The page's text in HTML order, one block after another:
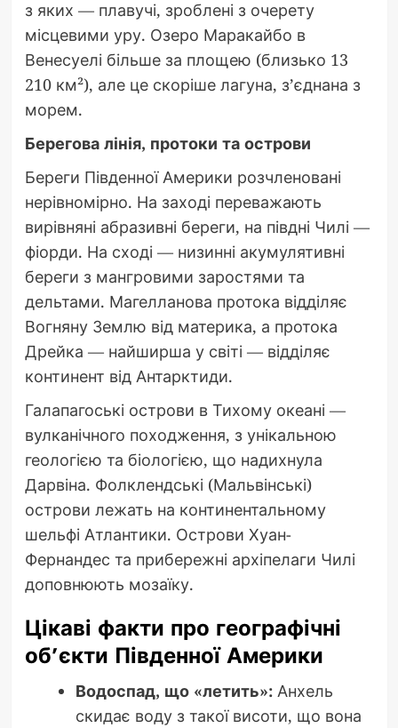
з яких — плавучі, зроблені з очерету
місцевими уру. Озеро Маракайбо в
Венесуелі більше за площею (близько 13
210 км²), але це скоріше лагуна, з’єднана з
морем.
Берегова лінія, протоки та острови
Береги Південної Америки розчленовані
нерівномірно. На заході переважають
вирівняні абразивні береги, на півдні Чилі —
фіорди. На сході — низинні акумулятивні
береги з мангровими заростями та
дельтами. Магелланова протока відділяє
Вогняну Землю від материка, а протока
Дрейка — найширша у світі — відділяє
континент від Антарктиди.
Галапагоські острови в Тихому океані —
вулканічного походження, з унікальною
геологією та біологією, що надихнула
Дарвіна. Фолклендські (Мальвінські)
острови лежать на континентальному
шельфі Атлантики. Острови Хуан-
Фернандес та прибережні архіпелаги Чилі
доповнюють мозаїку.
Цікаві факти про географічні
об’єкти Південної Америки
Водоспад, що «летить»:Анхель
скидає воду з такої висоти, що вона